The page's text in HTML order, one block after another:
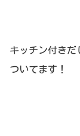
キッチン付き
ついてます！